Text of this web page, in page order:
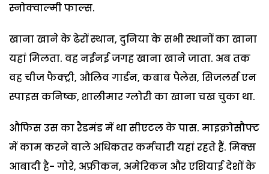
स्नोक्वाल्मी फाल्स.
खाना खाने के ढेरों स्थान, दुनिया के सभी स्थानों का खाना
यहां मिलता. वह नईनई जगह खाना खाने जाता. अब तक
वह चीज फैक्ट्री, औलिव गार्डन, कबाब पैलेस, सिजलर्स एन
स्पाइस कनिष्क, शालीमार ग्लोरी का खाना चख चुका था.
औफिस उस का रैडमंड में था सीएटल के पास. माइक्रोसौफ्ट
में काम करने वाले अधिकतर कर्मचारी यहां रहते हैं. मिक्स
आबादी है- गोरे, अफ्रीकन, अमेरिकन और एशियाई देशों के